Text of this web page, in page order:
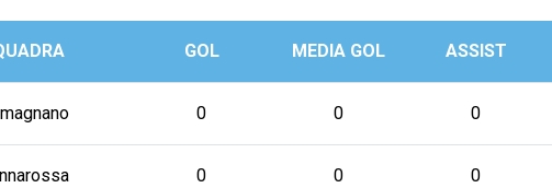
GOL MEDIA GOL ASSIST
0 0 0
0 0 0